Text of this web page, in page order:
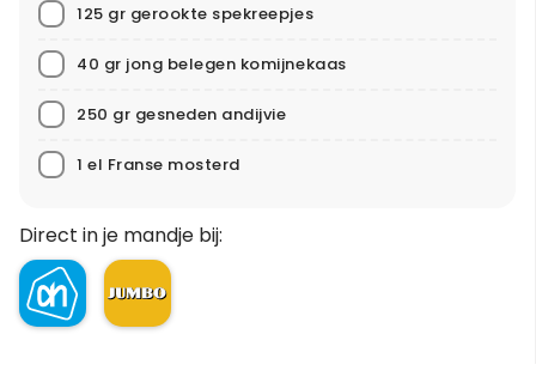
125 gr gerookte spekreepjes
40 gr jong belegen komijnekaas
250 gr gesneden andijvie
1 el Franse mosterd
Direct in je mandje bij: